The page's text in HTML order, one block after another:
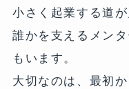
小さく起業する道
誰かを支えるメン
もいます。
大切なのは、最初